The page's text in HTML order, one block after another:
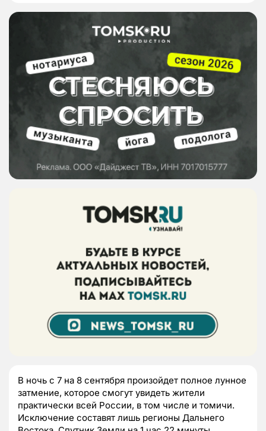
В ночь с 7 на 8 сентября произойдет полное лунное
затмение, которое смогут увидеть жители
практически всей России, в том числе и томичи.
Исключение составят лишь регионы Дальнего